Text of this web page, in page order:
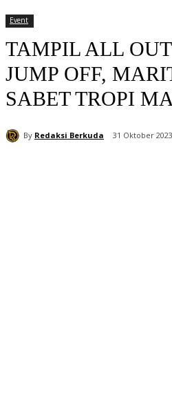
Event
TAMPIL ALL
JUMP OFF,
SABET TROPI
By Redaksi Berkuda 31 Oktober 2023